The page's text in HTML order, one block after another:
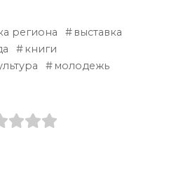
региона
выставка
книги
молодежь